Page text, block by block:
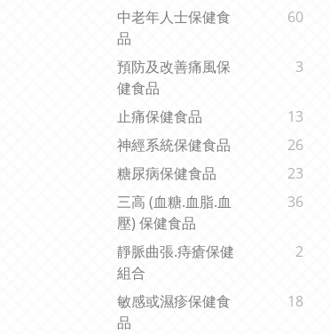
中老年人士保健食
品
60
預防及改善痛風保
健食品
3
止痛保健食品
13
神經系統保健食品
26
糖尿病保健食品
23
三高 (血糖.血脂.血
壓) 保健食品
36
靜脈曲張.痔瘡保健
組合
2
敏感或濕疹保健食
品
18